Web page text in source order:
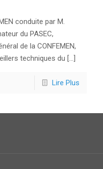
conduite par M.
du PASEC,
de la CONFEMEN,
techniques du […]
Lire Plus